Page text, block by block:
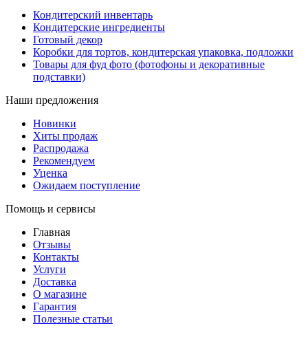
Кондитерский инвентарь
Кондитерские ингредиенты
Готовый декор
Коробки для тортов, кондитерская упаковка, подложки
Товары для фуд фото (фотофоны и декоративные
подставки)
Наши предложения
Новинки
Хиты продаж
Распродажа
Рекомендуем
Уценка
Ожидаем поступление
Помощь и сервисы
Главная
Отзывы
Контакты
Услуги
Доставка
О магазине
Гарантия
Полезные статьи